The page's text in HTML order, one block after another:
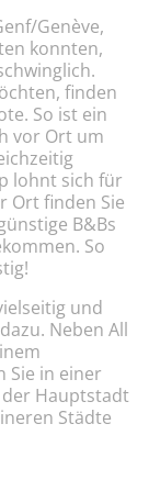
Genève,
konnten,
finden
So ist ein
vor Ort um
lohnt sich für
Ort finden Sie
B&Bs
So
und
Neben All
Sie in einer
Hauptstadt
Städte